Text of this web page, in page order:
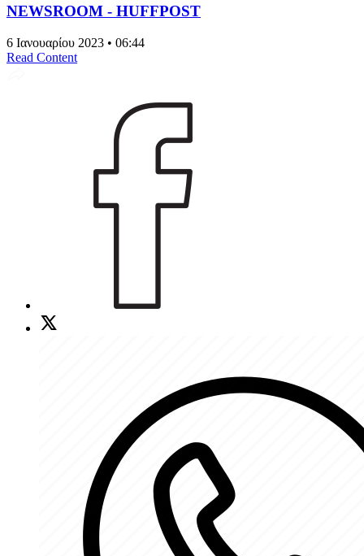
NEWSROOM - HUFFPOST
6 Ιανουαρίου 2023 • 06:44
Read Content